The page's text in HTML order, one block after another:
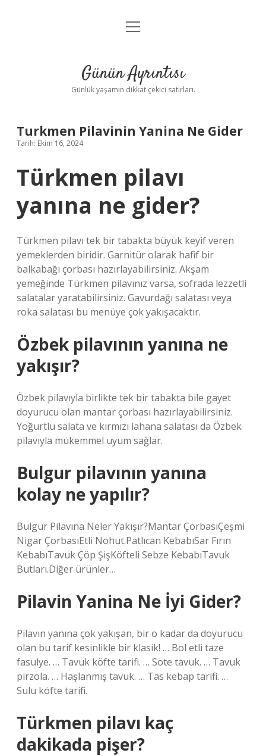
Anasayfa
Yasal Uyarı
menüyü
Günün Ayrıntısı
Günlük yaşamın dikkat çekici satırları.
Turkmen Pilavinin Yanina Ne Gider
Tarih: Ekim 16, 2024
Türkmen pilavı
yanına ne gider?
Türkmen pilavı tek bir tabakta büyük keyif veren
yemeklerden biridir. Garnitür olarak hafif bir
balkabağı çorbası hazırlayabilirsiniz. Akşam
yemeğinde Türkmen pilavınız varsa, sofrada lezzetli
salatalar yaratabilirsiniz. Gavurdağı salatası veya
roka salatası bu menüye çok yakışacaktır.
Özbek pilavının yanına ne
yakışır?
Özbek pilavıyla birlikte tek bir tabakta bile gayet
doyurucu olan mantar çorbası hazırlayabilirsiniz.
Yoğurtlu salata ve kırmızı lahana salatası da Özbek
pilavıyla mükemmel uyum sağlar.
Bulgur pilavının yanına
kolay ne yapılır?
Bulgur Pilavına Neler Yakışır?Mantar ÇorbasıÇeşmi
Nigar ÇorbasıEtli Nohut.Patlıcan KebabıSar Fırın
KebabıTavuk Çöp ŞişKöfteli Sebze KebabıTavuk
Butları.Diğer ürünler…
Pilavin Yanina Ne İyi Gider?
Pilavın yanına çok yakışan, bir o kadar da doyurucu
olan bu tarif kesinlikle bir klasik! … Bol etli taze
fasulye. … Tavuk köfte tarifi. … Sote tavuk. … Tavuk
pirzola. … Haşlanmış tavuk. … Tas kebap tarifi. …
Sulu köfte tarifi.
Türkmen pilavı kaç
dakikada pişer?